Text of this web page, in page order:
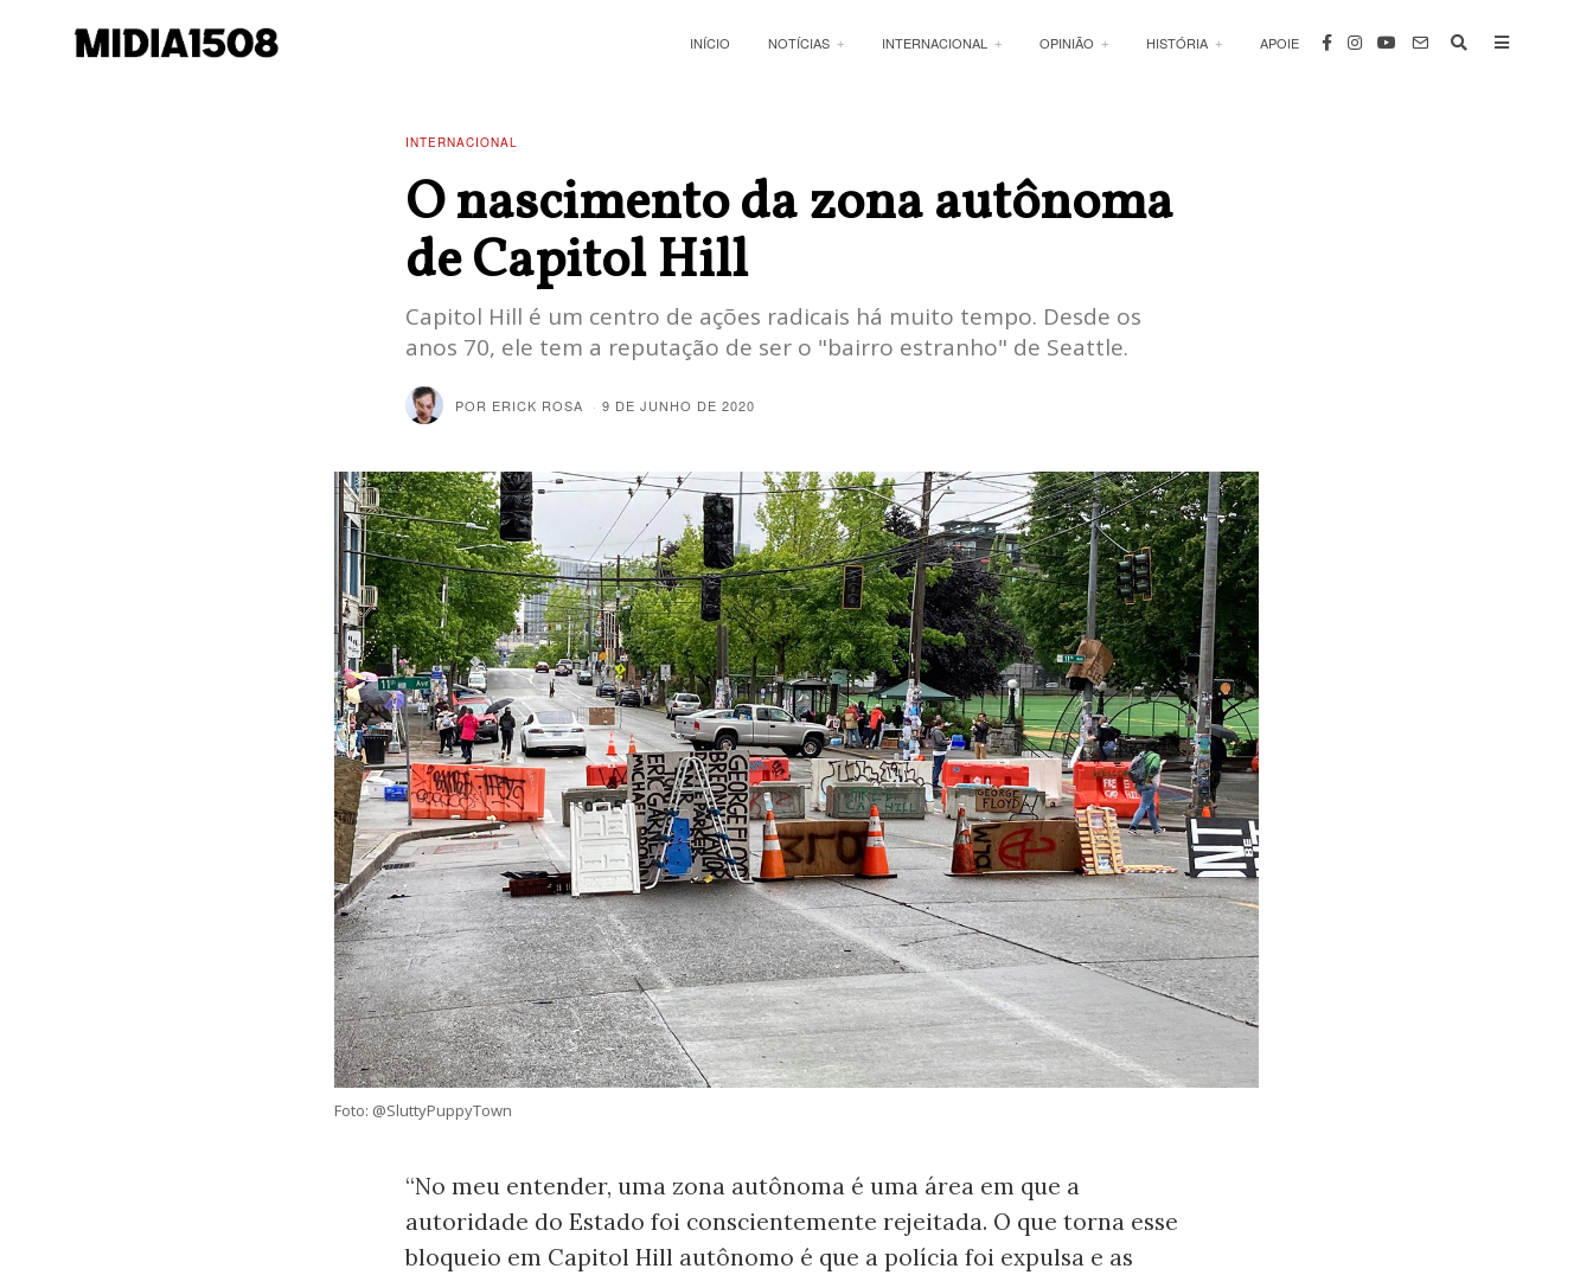
INÍCIO NOTÍCIAS INTERNACIONAL OPINIÃO HISTÓRIA APOIE
INTERNACIONAL
O nascimento da zona autônoma
de Capitol Hill
Capitol Hill é um centro de ações radicais há muito tempo. Desde os
anos 70, ele tem a reputação de ser o "bairro estranho" de Seattle.
POR ERICK ROSA 9 DE JUNHO DE 2020
Foto: @SluttyPuppyTown
“No meu entender, uma zona autônoma é uma área em que a
autoridade do Estado foi conscientemente rejeitada. O que torna esse
bloqueio em Capitol Hill autônomo é que a polícia foi expulsa e as